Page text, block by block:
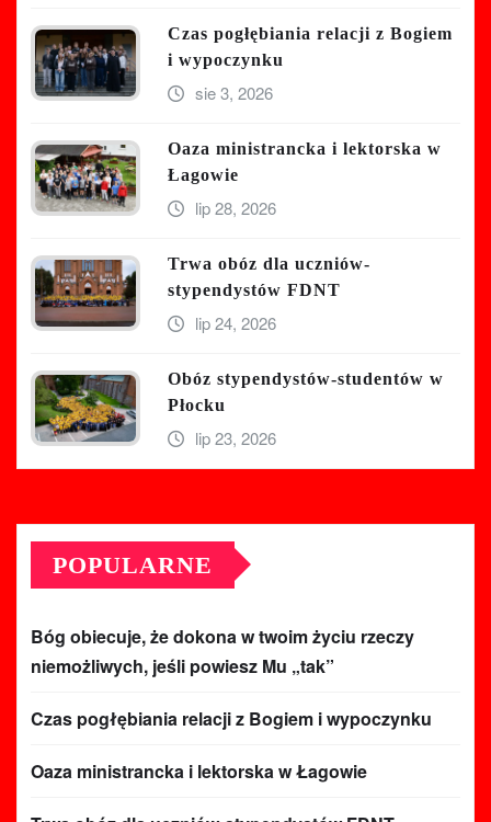
Czas pogłębiania relacji z Bogiem
i wypoczynku
sie 3, 2026
Oaza ministrancka i lektorska w
Łagowie
lip 28, 2026
Trwa obóz dla uczniów-
stypendystów FDNT
lip 24, 2026
Obóz stypendystów-studentów w
Płocku
lip 23, 2026
POPULARNE
Bóg obiecuje, że dokona w twoim życiu rzeczy
niemożliwych, jeśli powiesz Mu „tak”
Czas pogłębiania relacji z Bogiem i wypoczynku
Oaza ministrancka i lektorska w Łagowie